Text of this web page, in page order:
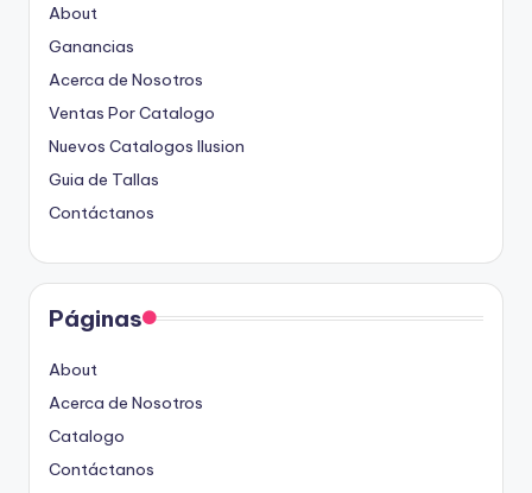
About
Ganancias
Acerca de Nosotros
Ventas Por Catalogo
Nuevos Catalogos Ilusion
Guia de Tallas
Contáctanos
Páginas
About
Acerca de Nosotros
Catalogo
Contáctanos